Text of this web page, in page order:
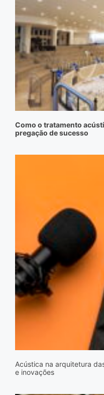
Como o tratamento
pregação de sucesso
Acústica na arquitetura
e inovações